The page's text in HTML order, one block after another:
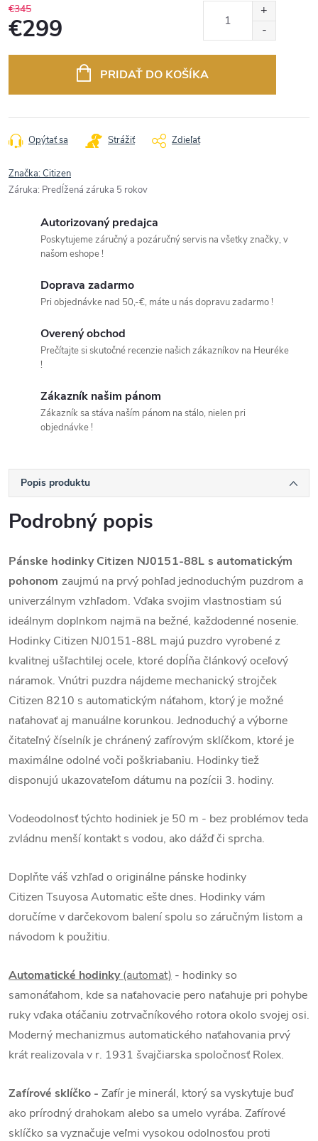
€345
€299
PRIDAŤ DO KOŠÍKA
Opýtať sa Strážiť Zdieľať
Značka:Citizen
Záruka: Predĺžená záruka 5 rokov
Autorizovaný predajca
Poskytujeme záručný a pozáručný servis na všetky značky, v
našom eshope !
Doprava zadarmo
Pri objednávke nad 50,-€, máte u nás dopravu zadarmo !
Overený obchod
Prečítajte si skutočné recenzie našich zákazníkov na Heuréke
!
Zákazník našim pánom
Zákazník sa stáva naším pánom na stálo, nielen pri
objednávke !
Popis produktu
Podrobný popis
Pánske hodinky Citizen NJ0151-88L s automatickým
pohonom zaujmú na prvý pohľad jednoduchým puzdrom a
univerzálnym vzhľadom. Vďaka svojim vlastnostiam sú
ideálnym doplnkom najmä na bežné, každodenné nosenie.
Hodinky Citizen NJ0151-88L majú puzdro vyrobené z
kvalitnej ušľachtilej ocele, ktoré dopĺňa článkový oceľový
náramok. Vnútri puzdra nájdeme mechanický strojček
Citizen 8210 s automatickým náťahom, ktorý je možné
naťahovať aj manuálne korunkou. Jednoduchý a výborne
čitateľný číselník je chránený zafírovým sklíčkom, ktoré je
maximálne odolné voči poškriabaniu. Hodinky tiež
disponujú ukazovateľom dátumu na pozícii 3. hodiny.
Vodeodolnosť týchto hodiniek je 50 m - bez problémov teda
zvládnu menší kontakt s vodou, ako dážď či sprcha.
Doplňte váš vzhľad o originálne pánske hodinky
Citizen Tsuyosa Automatic ešte dnes. Hodinky vám
doručíme v darčekovom balení spolu so záručným listom a
návodom k použitiu.
Automatické hodinky(automat) - hodinky so
samonáťahom, kde sa naťahovacie pero naťahuje pri pohybe
ruky vďaka otáčaniu zotrvačníkového rotora okolo svojej osi.
Moderný mechanizmus automatického naťahovania prvý
krát realizovala v r. 1931 švajčiarska spoločnosť Rolex.
Zafírové sklíčko - Zafír je minerál, ktorý sa vyskytuje buď
ako prírodný drahokam alebo sa umelo vyrába. Zafírové
sklíčko sa vyznačuje veľmi vysokou odolnosťou proti